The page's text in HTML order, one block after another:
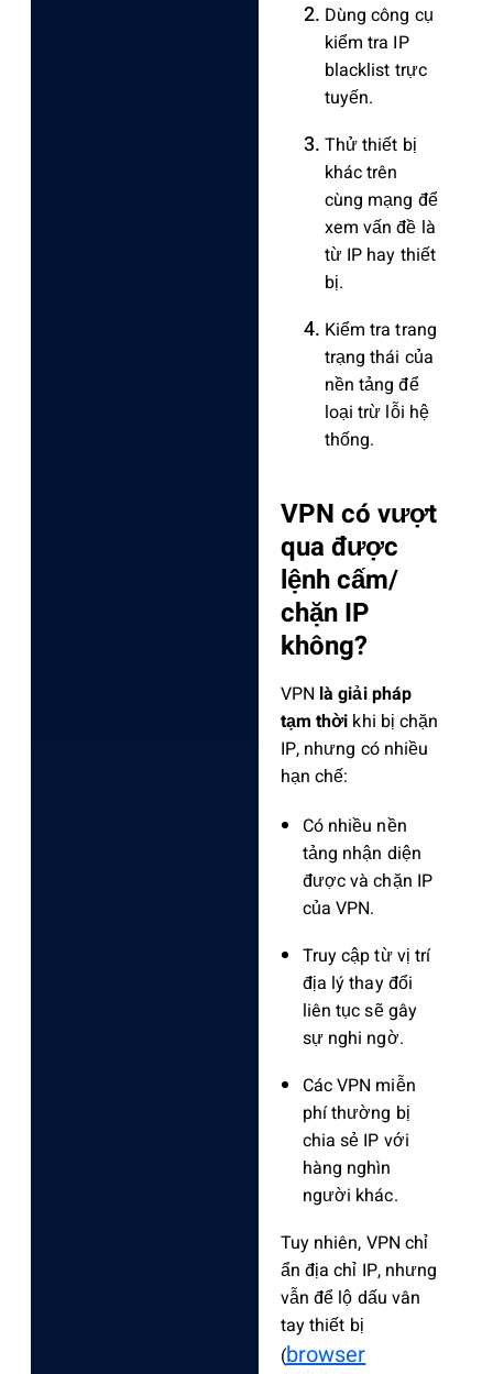
Dùng công cụ
kiểm tra IP
blacklist trực
tuyến.
Thử thiết bị
khác trên
cùng mạng để
xem vấn đề là
từ IP hay thiết
bị.
Kiểm tra trang
trạng thái của
nền tảng để
loại trừ lỗi hệ
thống.
VPN có vượt
qua được
lệnh cấm/
chặn IP
không?
VPN là giải pháp
tạm thời khi bị chặn
IP, nhưng có nhiều
hạn chế:
Có nhiều nền
tảng nhận diện
được và chặn IP
của VPN.
Truy cập từ vị trí
địa lý thay đổi
liên tục sẽ gây
sự nghi ngờ.
Các VPN miễn
phí thường bị
chia sẻ IP với
hàng nghìn
người khác.
Tuy nhiên, VPN chỉ
ẩn địa chỉ IP, nhưng
vẫn để lộ dấu vân
tay thiết bị
(browser